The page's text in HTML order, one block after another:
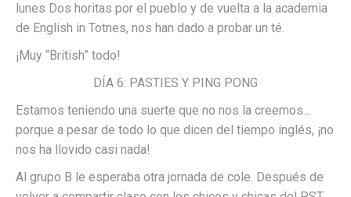
lunes Dos horitas por el pueblo y de vuelta a la academia
de English in Totnes, nos han dado a probar un té.
¡Muy “British” todo!
DÍA 6: PASTIES Y PING PONG
Estamos teniendo una suerte que no nos la creemos…
porque a pesar de todo lo que dicen del tiempo inglés, ¡no
nos ha llovido casi nada!
Al grupo B le esperaba otra jornada de cole. Después de